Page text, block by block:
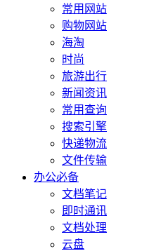
常用网站
购物网站
海淘
时尚
旅游出行
新闻资讯
常用查询
搜索引擎
快递物流
文件传输
办公必备
文档笔记
即时通讯
文档处理
云盘